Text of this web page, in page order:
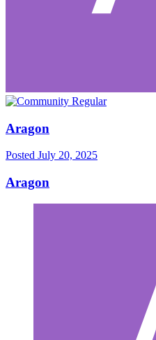
Aragon
Posted July 20, 2025
Aragon